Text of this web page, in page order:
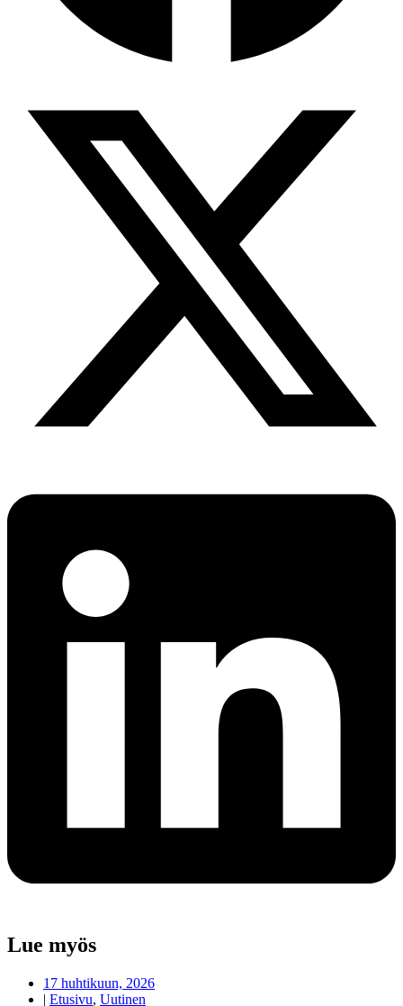
Lue myös
17 huhtikuun, 2026
| Etusivu, Uutinen